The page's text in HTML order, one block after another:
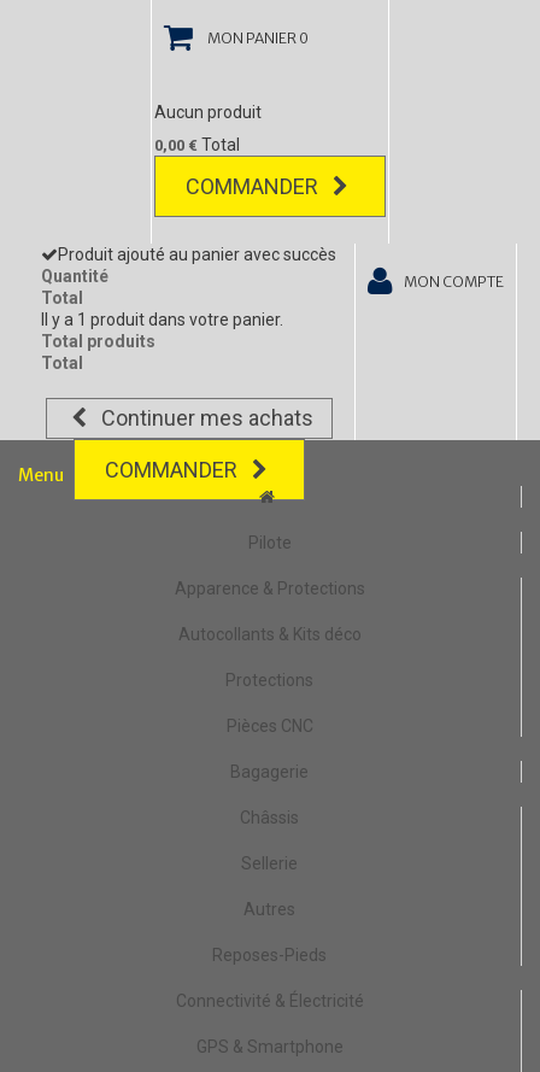
MON PANIER 0
Aucun produit
0,00 € Total
COMMANDER
Produit ajouté au panier avec succès
Quantité
Total
Il y a 1 produit dans votre panier.
Total produits
Total
Continuer mes achats
COMMANDER
MON COMPTE
Menu
Pilote
Apparence & Protections
Autocollants & Kits déco
Protections
Pièces CNC
Bagagerie
Châssis
Sellerie
Autres
Reposes-Pieds
Connectivité & Électricité
GPS & Smartphone